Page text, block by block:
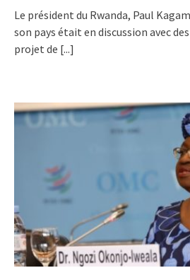
Le président du Rwanda, Paul
son pays était en discussion avec
projet de [...]